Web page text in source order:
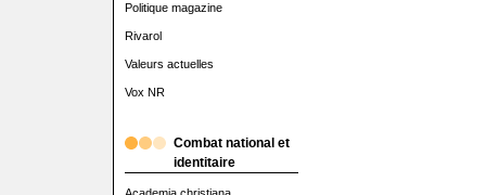
Politique magazine
Rivarol
Valeurs actuelles
Vox NR
Combat national et
identitaire